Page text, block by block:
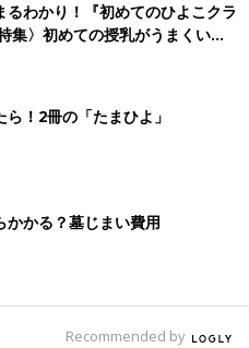
るわかり！『初めてのひよこクラ
集〉初めての授乳がうまくい
クの基本と夏のトラブル 解決テ
！2冊の「たまひよ」
かかる？墓じまい費用
Recommended by